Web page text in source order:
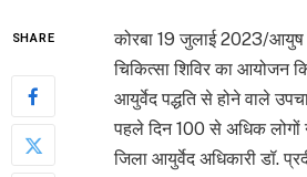
SHARE
कोरबा 19 जुलाई 2023/आयुष
चिकित्सा शिविर का आयोजन
आयुर्वेद पद्धति से होने वाले
पहले दिन 100 से अधिक लोगों
जिला आयुर्वेद अधिकारी डॉ.